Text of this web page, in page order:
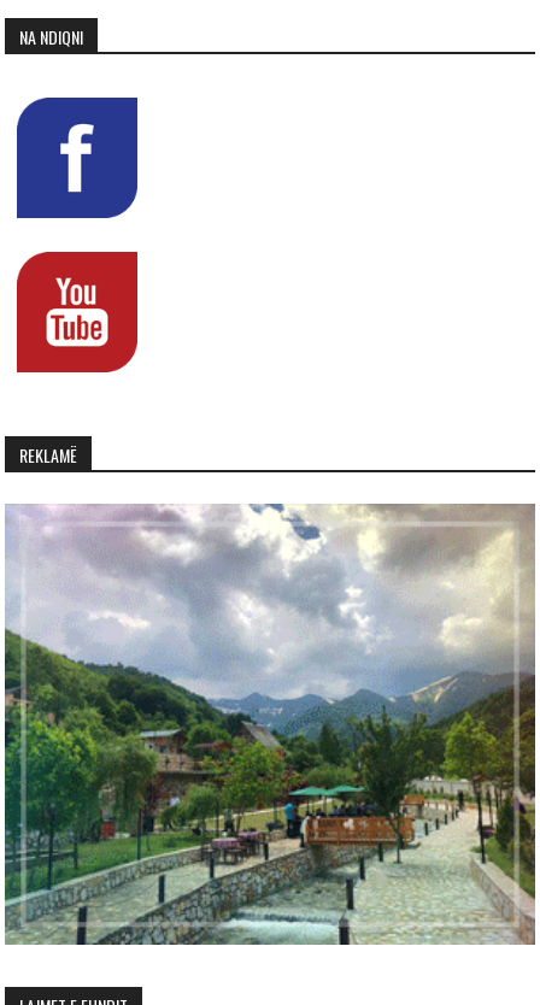
NA NDIQNI
REKLAMË